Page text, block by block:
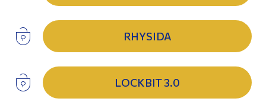
RHYSIDA
LOCKBIT 3.0